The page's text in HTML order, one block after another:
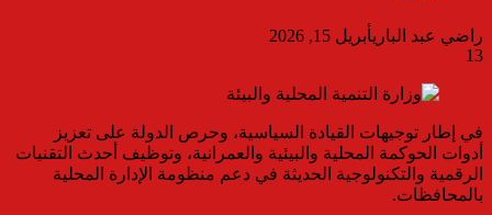
راضي عبد الباريأبريل 15, 2026
13
في إطار توجيهات القيادة السياسية، وحرص الدولة على تعزيز
أدوات الحوكمة المحلية والبيئية والعمرانية، وتوظيف أحدث التقنيات
الرقمية والتكنولوجية الحديثة في دعم منظومة الإدارة المحلية
بالمحافظات.